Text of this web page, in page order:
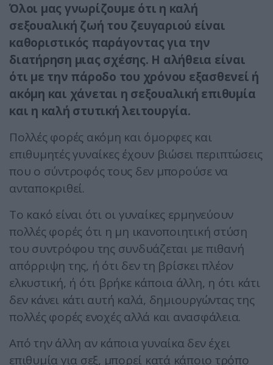
Όλοι μας γνωρίζουμε ότι η καλή
σεξουαλική ζωή του ζευγαριού είναι
καθοριστικός παράγοντας για την
διατήρηση μιας σχέσης. Η αλήθεια είναι
ότι με την πάροδο του χρόνου εξασθενεί ή
ακόμη και χάνεται η σεξουαλική επιθυμία
και η καλή στυτική λειτουργία.
Πολλές φορές ακόμη και όμορφες και
επιθυμητές γυναίκες έχουν βιώσει περιπτώσεις
που ο σύντροφός τους δεν μπορούσε να
ανταποκριθεί.
Το κακό είναι ότι οι γυναίκες ερμηνεύουν
πολλές φορές ότι η μη ικανοποιητική στύση
του συντρόφου της συνδυάζεται με πιθανή
απόρριψη της, ή ότι δεν τη βρίσκει πλέον
ελκυστική, ή ότι βρήκε κάποια άλλη, η ότι κάτι
δεν κάνει κάτι αυτή καλά, δημιουργώντας της
πολλές φορές ενοχές αλλά και ανασφάλεια.
Από την άλλη αν κάποια γυναίκα δεν έχει
επιθυμία για σεξ, μπορεί κατά κάποιο τρόπο